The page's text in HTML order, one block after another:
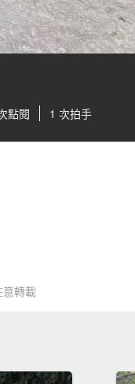
點閱 1 次拍手
意轉載